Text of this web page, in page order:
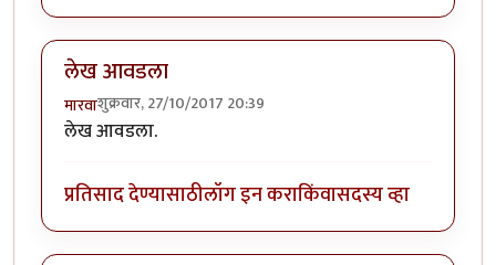
लेख आवडला
मारवाशुक्रवार, 27/10/2017 20:39
लेख आवडला.
प्रतिसाद देण्यासाठीलॉग इन कराकिंवासदस्य व्हा